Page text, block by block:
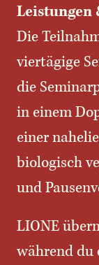
Leistungen
Die
viertägige
die
in einem
einer
biologisch
und
LIONE
während du